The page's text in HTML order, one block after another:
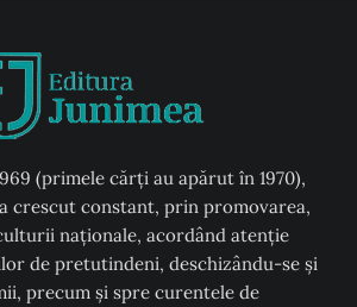
(primele cărți au apărut în 1970),
crescut constant, prin promovarea,
naţionale, acordând atenţie
de pretutindeni, deschizându-se şi
precum şi spre curentele de